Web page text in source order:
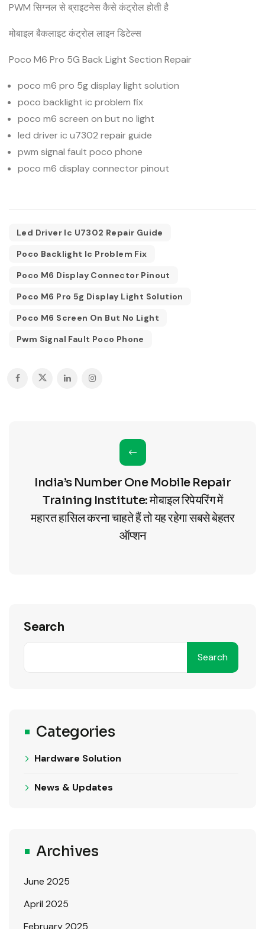
PWM सिग्नल से ब्राइटनेस कैसे कंट्रोल होती है
मोबाइल बैकलाइट कंट्रोल लाइन डिटेल्स
Poco M6 Pro 5G Back Light Section Repair
poco m6 pro 5g display light solution
poco backlight ic problem fix
poco m6 screen on but no light
led driver ic u7302 repair guide
pwm signal fault poco phone
poco m6 display connector pinout
Led Driver Ic U7302 Repair Guide
Poco Backlight Ic Problem Fix
Poco M6 Display Connector Pinout
Poco M6 Pro 5g Display Light Solution
Poco M6 Screen On But No Light
Pwm Signal Fault Poco Phone
India’s Number One Mobile Repair
Training Institute: मोबाइल रिपेयरिंग में
महारत हासिल करना चाहते हैं तो यह रहेगा सबसे बेहतर
ऑप्शन
Search
Search
Categories
Hardware Solution
News & Updates
Archives
June 2025
April 2025
February 2025